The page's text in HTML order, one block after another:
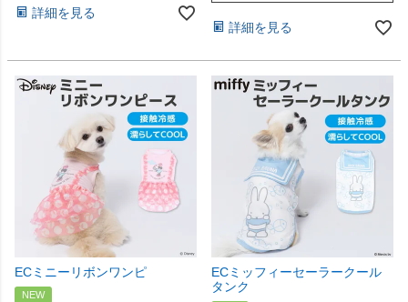
詳細を見る
詳細を見る
ECミニーリボンワンピ
NEW
ECミッフィーセーラークール
タンク